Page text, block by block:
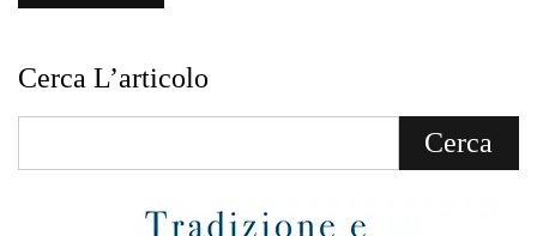
Cerca L’articolo